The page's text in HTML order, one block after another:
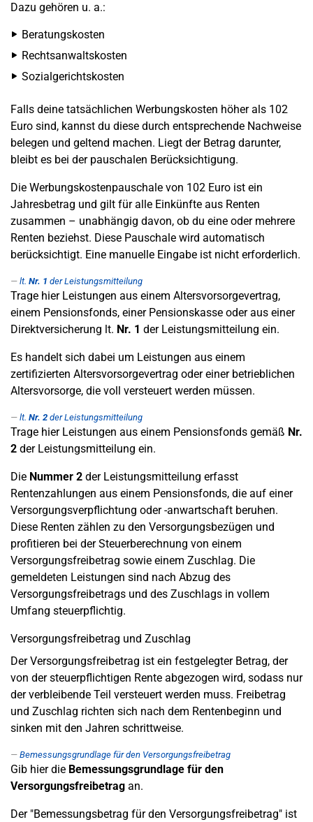
Dazu gehören u. a.:
Beratungskosten
Rechtsanwaltskosten
Sozialgerichtskosten
Falls deine tatsächlichen Werbungskosten höher als 102
Euro sind, kannst du diese durch entsprechende Nachweise
belegen und geltend machen. Liegt der Betrag darunter,
bleibt es bei der pauschalen Berücksichtigung.
Die Werbungskostenpauschale von 102 Euro ist ein
Jahresbetrag und gilt für alle Einkünfte aus Renten
zusammen – unabhängig davon, ob du eine oder mehrere
Renten beziehst. Diese Pauschale wird automatisch
berücksichtigt. Eine manuelle Eingabe ist nicht erforderlich.
lt. Nr. 1 der Leistungsmitteilung
Trage hier Leistungen aus einem Altersvorsorgevertrag,
einem Pensionsfonds, einer Pensionskasse oder aus einer
Direktversicherung lt. Nr. 1 der Leistungsmitteilung ein.
Es handelt sich dabei um Leistungen aus einem
zertifizierten Altersvorsorgevertrag oder einer betrieblichen
Altersvorsorge, die voll versteuert werden müssen.
lt. Nr. 2 der Leistungsmitteilung
Trage hier Leistungen aus einem Pensionsfonds gemäß Nr.
2 der Leistungsmitteilung ein.
Die Nummer 2 der Leistungsmitteilung erfasst
Rentenzahlungen aus einem Pensionsfonds, die auf einer
Versorgungsverpflichtung oder -anwartschaft beruhen.
Diese Renten zählen zu den Versorgungsbezügen und
profitieren bei der Steuerberechnung von einem
Versorgungsfreibetrag sowie einem Zuschlag. Die
gemeldeten Leistungen sind nach Abzug des
Versorgungsfreibetrags und des Zuschlags in vollem
Umfang steuerpflichtig.
Versorgungsfreibetrag und Zuschlag
Der Versorgungsfreibetrag ist ein festgelegter Betrag, der
von der steuerpflichtigen Rente abgezogen wird, sodass nur
der verbleibende Teil versteuert werden muss. Freibetrag
und Zuschlag richten sich nach dem Rentenbeginn und
sinken mit den Jahren schrittweise.
Bemessungsgrundlage für den Versorgungsfreibetrag
Gib hier die Bemessungsgrundlage für den
Versorgungsfreibetrag an.
Der "Bemessungsbetrag für den Versorgungsfreibetrag" ist